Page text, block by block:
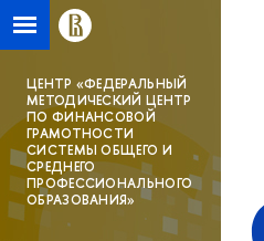
ЦЕНТР «ФЕДЕРАЛЬНЫЙ
МЕТОДИЧЕСКИЙ ЦЕНТР
ПО ФИНАНСОВОЙ
ГРАМОТНОСТИ
СИСТЕМЫ ОБЩЕГО И
СРЕДНЕГО
ПРОФЕССИОНАЛЬНОГО
ОБРАЗОВАНИЯ»